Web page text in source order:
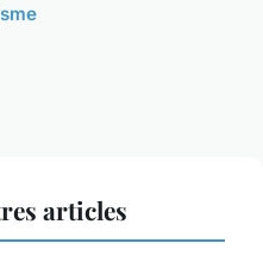
articles